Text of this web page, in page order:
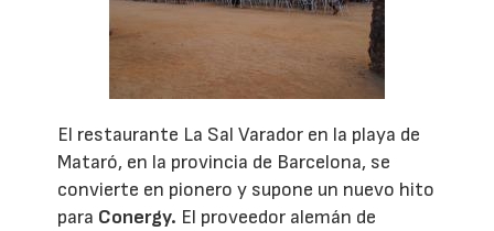
El restaurante La Sal Varador en la playa de
Mataró, en la provincia de Barcelona, se
convierte en pionero y supone un nuevo hito
para Conergy. El proveedor alemán de